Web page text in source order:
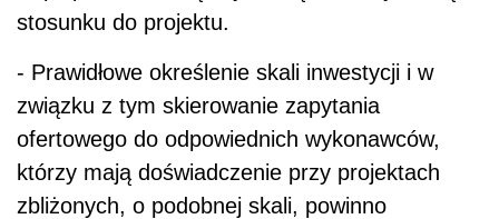
stosunku do projektu.
- Prawidłowe określenie skali inwestycji i w
związku z tym skierowanie zapytania
ofertowego do odpowiednich wykonawców,
którzy mają doświadczenie przy projektach
zbliżonych, o podobnej skali, powinno